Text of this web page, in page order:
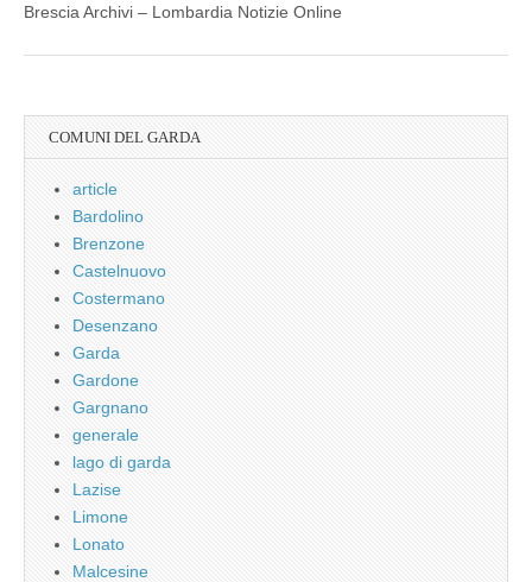
Brescia Archivi – Lombardia Notizie Online
COMUNI DEL GARDA
article
Bardolino
Brenzone
Castelnuovo
Costermano
Desenzano
Garda
Gardone
Gargnano
generale
lago di garda
Lazise
Limone
Lonato
Malcesine